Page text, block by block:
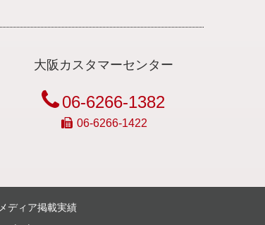
大阪カスタマーセンター
06-6266-1382
06-6266-1422
メディア掲載実績